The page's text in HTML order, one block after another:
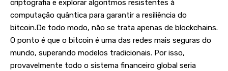
criptografia e explorar algoritmos resistentes à
computação quântica para garantir a resiliência do
bitcoin.De todo modo, não se trata apenas de blockchains.
O ponto é que o bitcoin é uma das redes mais seguras do
mundo, superando modelos tradicionais. Por isso,
provavelmente todo o sistema financeiro global seria